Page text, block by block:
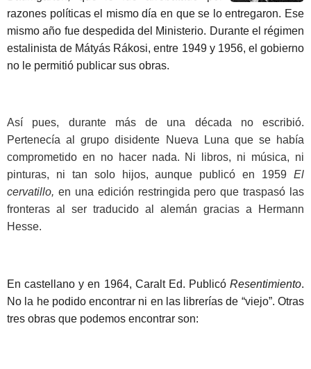
razones políticas el mismo día en que se lo entregaron. Ese
mismo año fue despedida del Ministerio. Durante el régimen
estalinista de Mátyás Rákosi, entre 1949 y 1956, el gobierno
no le permitió publicar sus obras.
Así pues, durante más de una década no escribió.
Pertenecía al grupo disidente Nueva Luna que se había
comprometido en no hacer nada. Ni libros, ni música, ni
pinturas, ni tan solo hijos, aunque publicó en 1959 El
cervatillo, en una edición restringida pero que traspasó las
fronteras al ser traducido al alemán gracias a Hermann
Hesse.
En castellano y en 1964, Caralt Ed. Publicó Resentimiento.
No la he podido encontrar ni en las librerías de “viejo”. Otras
tres obras que podemos encontrar son: